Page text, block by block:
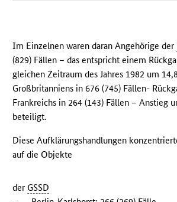
Im Einzelnen waren daran Angehörige der
(829) Fällen – das entspricht einem
gleichen Zeitraum des Jahres 1982 um
Großbritanniens in 676 (745) Fällen-
Frankreichs in 264 (143) Fällen – Anstieg
beteiligt.
Diese Aufklärungshandlungen
auf die Objekte
der GSSD